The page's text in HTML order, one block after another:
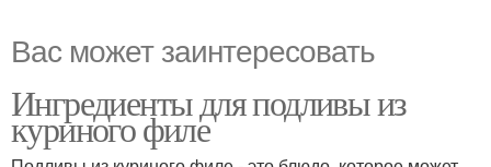
Вас может заинтересовать
Ингредиенты для подливы из
куриного филе